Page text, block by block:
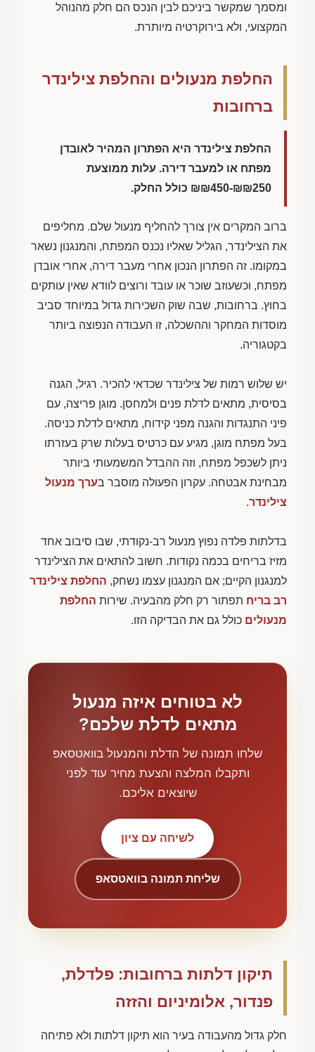
ומסמך שמקשר ביניכם לבין הנכס הם חלק מהנוהל
המקצועי, ולא בירוקרטיה מיותרת.
החלפת מנעולים והחלפת צילינדר
ברחובות
החלפת צילינדר היא הפתרון המהיר לאובדן
מפתח או למעבר דירה. עלות ממוצעת
₪₪450-₪₪250 כולל החלק.
ברוב המקרים אין צורך להחליף מנעול שלם. מחליפים
את הצילינדר, הגליל שאליו נכנס המפתח, והמנגנון נשאר
במקומו. זה הפתרון הנכון אחרי מעבר דירה, אחרי אובדן
מפתח, וכשעוזב שוכר או עובד ורוצים לוודא שאין עותקים
בחוץ. ברחובות, שבה שוק השכירות גדול במיוחד סביב
מוסדות המחקר וההשכלה, זו העבודה הנפוצה ביותר
בקטגוריה.
יש שלוש רמות של צילינדר שכדאי להכיר. רגיל, הגנה
בסיסית, מתאים לדלת פנים ולמחסן. מוגן פריצה, עם
פיני התנגדות והגנה מפני קידוח, מתאים לדלת כניסה.
בעל מפתח מוגן, מגיע עם כרטיס בעלות שרק בעזרתו
ניתן לשכפל מפתח, וזה ההבדל המשמעותי ביותר
מבחינת אבטחה. עקרון הפעולה מוסבר בערך מנעול
צילינדר.
בדלתות פלדה נפוץ מנעול רב-נקודתי, שבו סיבוב אחד
מזיז בריחים בכמה נקודות. חשוב להתאים את הצילינדר
למנגנון הקיים; אם המנגנון עצמו נשחק, החלפת צילינדר
רב בריח תפתור רק חלק מהבעיה. שירות החלפת
מנעולים כולל גם את הבדיקה הזו.
לא בטוחים איזה מנעול
מתאים לדלת שלכם?
שלחו תמונה של הדלת והמנעול בוואטסאפ
ותקבלו המלצה והצעת מחיר עוד לפני
שיוצאים אליכם.
לשיחה עם ציון
שליחת תמונה בוואטסאפ
תיקון דלתות ברחובות: פלדלת,
פנדור, אלומיניום והזזה
חלק גדול מהעבודה בעיר הוא תיקון דלתות ולא פתיחה